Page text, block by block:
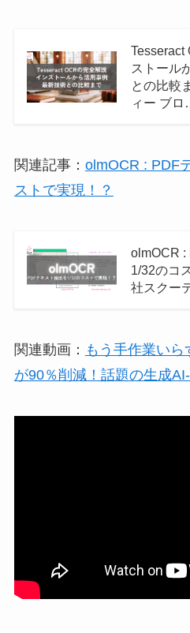
Tesseract
ストール
との比較
ィー ブ
関連記事： olmOCR : PDF
ストで実現！？
olmOCR :
1/32のコ
社スクー
関連動画： もう手作業い
が90％削減！話題の生成